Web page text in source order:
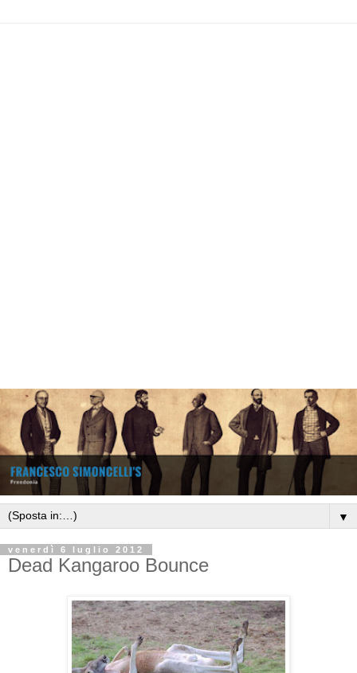
▼
venerdì 6 luglio 2012
Dead Kangaroo Bounce